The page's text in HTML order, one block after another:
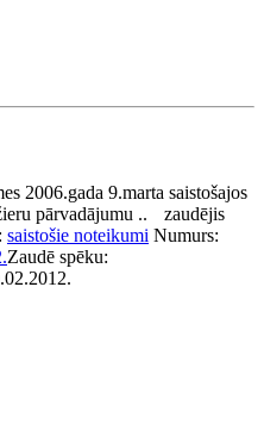
2006.gada 9.marta saistošajos
pārvadājumu ..
zaudējis
saistošie noteikumi Numurs:
Zaudē spēku: